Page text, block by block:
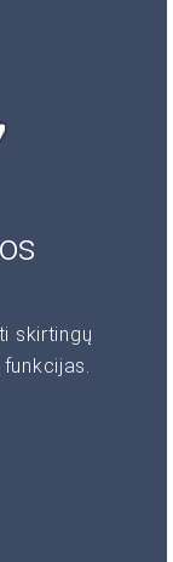
skirtingų